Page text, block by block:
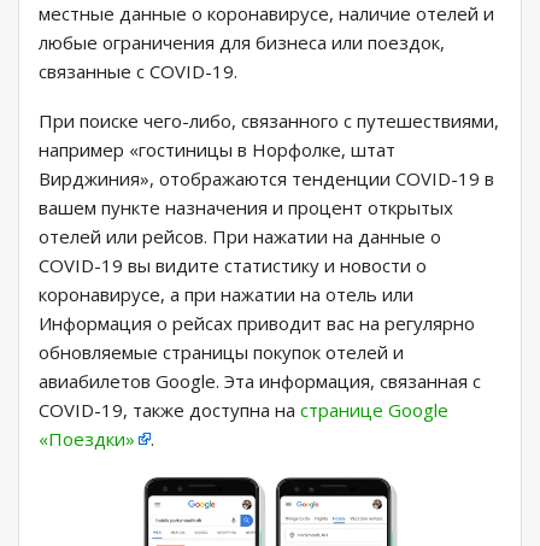
местные данные о коронавирусе, наличие отелей и
любые ограничения для бизнеса или поездок,
связанные с COVID-19.
При поиске чего-либо, связанного с путешествиями,
например «гостиницы в Норфолке, штат
Вирджиния», отображаются тенденции COVID-19 в
вашем пункте назначения и процент открытых
отелей или рейсов. При нажатии на данные о
COVID-19 вы видите статистику и новости о
коронавирусе, а при нажатии на отель или
Информация о рейсах приводит вас на регулярно
обновляемые страницы покупок отелей и
авиабилетов Google. Эта информация, связанная с
COVID-19, также доступна на странице Google
«Поездки»
.